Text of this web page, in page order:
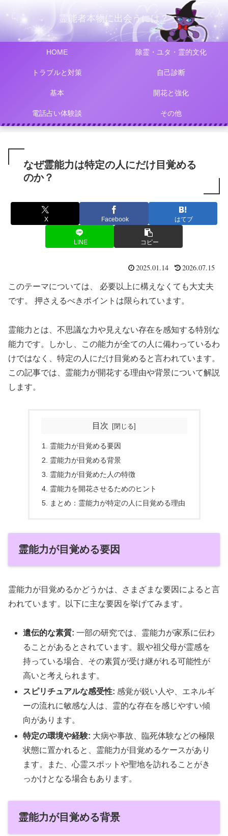
霊能者本物に出会うには？
HOME 除霊・ユタ・霊的文化
トラブルと対策 自己診断
基本 開花と強化
電話占い体験談 その他
なぜ霊能力は特定の人にだけ目覚める
のか？
X Facebook はてブ
LINE コピー
2025.01.14 2026.07.15
このテーマについては、 必要以上に構えなくても大丈夫
です。 押さえるべきポイントは限られています。
霊能力とは、不思議な力や見えない存在を感知する特別な
能力です。しかし、この能力が全ての人に備わっているわ
けではなく、特定の人にだけ目覚めると言われています。
この記事では、霊能力が開花する理由や背景について解説
します。
目次
霊能力が目覚める要因
霊能力が目覚める背景
霊能力が目覚めた人の特徴
霊能力を開花させるためのヒント
まとめ：霊能力が特定の人に目覚める理由
霊能力が目覚める要因
霊能力が目覚めるかどうかは、さまざまな要因によると言
われています。以下に主な要因を挙げてみます。
遺伝的な素質: 一部の研究では、霊能力が家系に伝わ
ることがあるとされています。親や祖父母が霊感を
持っている場合、その素質が受け継がれる可能性が
高いと考えられます。
スピリチュアルな感受性: 感覚が鋭い人や、エネルギ
ーの流れに敏感な人は、霊的な存在を感じやすい傾
向があります。
特定の環境や経験: 大病や事故、臨死体験などの極限
状態に置かれると、霊能力が目覚めるケースがあり
ます。また、心霊スポットや聖地を訪れることがき
っかけとなる場合もあります。
霊能力が目覚める背景